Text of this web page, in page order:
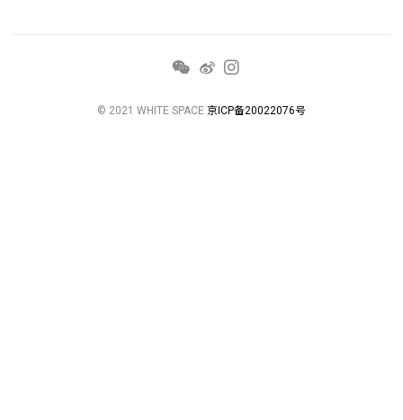
© 2021 WHITE SPACE 京ICP备20022076号